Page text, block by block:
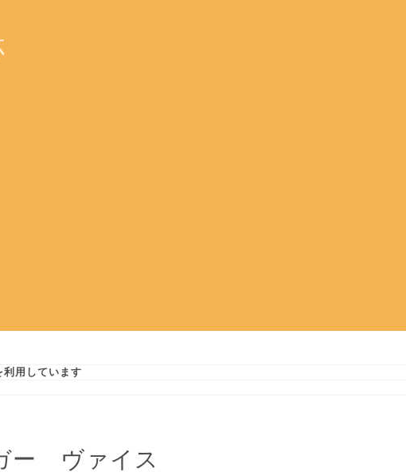
用しています
ー ヴァイス